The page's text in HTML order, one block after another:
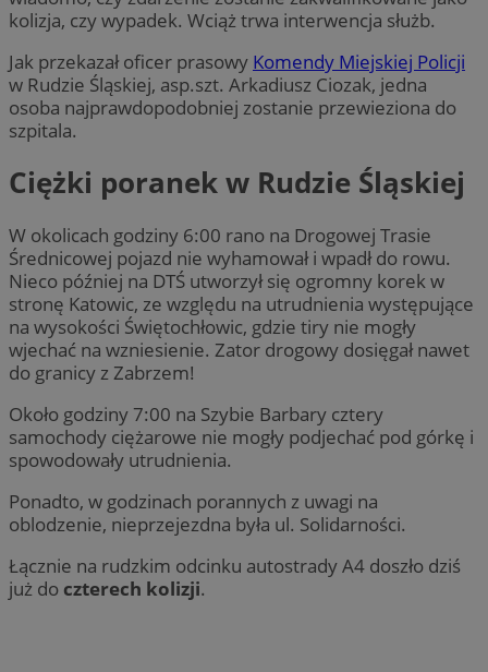
kolizja, czy wypadek. Wciąż trwa interwencja służb.
Jak przekazał oficer prasowy Komendy Miejskiej Policji
w Rudzie Śląskiej, asp.szt. Arkadiusz Ciozak, jedna
osoba najprawdopodobniej zostanie przewieziona do
szpitala.
Ciężki poranek w Rudzie Śląskiej
W okolicach godziny 6:00 rano na Drogowej Trasie
Średnicowej pojazd nie wyhamował i wpadł do rowu.
Nieco później na DTŚ utworzył się ogromny korek w
stronę Katowic, ze względu na utrudnienia występujące
na wysokości Świętochłowic, gdzie tiry nie mogły
wjechać na wzniesienie. Zator drogowy dosięgał nawet
do granicy z Zabrzem!
Około godziny 7:00 na Szybie Barbary cztery
samochody ciężarowe nie mogły podjechać pod górkę i
spowodowały utrudnienia.
Ponadto, w godzinach porannych z uwagi na
oblodzenie, nieprzejezdna była ul. Solidarności.
Łącznie na rudzkim odcinku autostrady A4 doszło dziś
już do czterech kolizji.